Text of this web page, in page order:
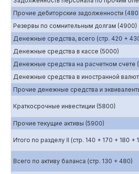
Прочие дебиторские задолженности
Резервы по сомнительным долгам (4900)
Денежные средства, всего (стр. 420 +
Денежные средства в кассе (5000)
Денежные средства на расчетном счете
Денежные средства в иностранной
Прочие денежные средства и
Краткосрочные инвестиции (5800)
Прочие текущие активы (5900)
Итого по разделу II (стр. 140 + 170 + 180
Всего по активу баланса (стр. 130 + 480)